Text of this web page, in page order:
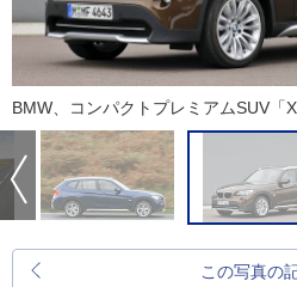
BMW、コンパクトプレミアムSUV「
この写真の